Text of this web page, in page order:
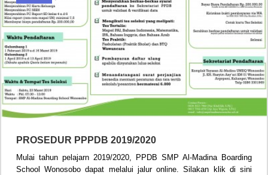
PROSEDUR PPPDB 2019/2020
Mulai tahun pelajarn 2019/2020, PPDB SMP Al-Madina Boarding
School Wonosobo dapat melalui jalur online. Silakan klik di sini